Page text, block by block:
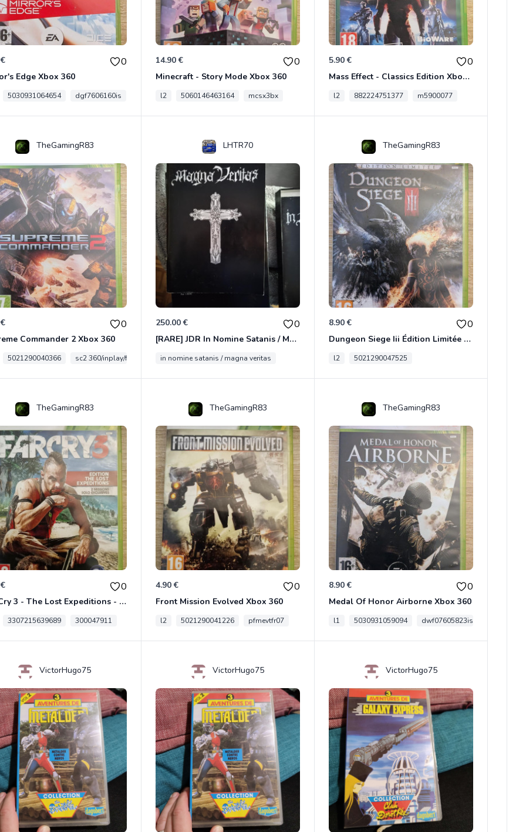
0
Edge Xbox 360
5030931064654 dgf7606160is
14.90 € 0
Minecraft - Story Mode Xbox 360
l2 5060146463164 mcsx3bx
5.90 € 0
Mass Effect - Classics Edition Xbox 360
l2 882224751377 m5900077
TheGamingR83
0
Commander 2 Xbox 360
5021290040366 sc2 360/inplay/fra
LHTR70
250.00 € 0
[RARE] JDR In Nomine Satanis / Magna Veritas – 1ère Édition BOÎTE (DOS BLANC, 1989) - CROC / Siroz
in nomine satanis / magna veritas
TheGamingR83
8.90 € 0
Dungeon Siege Iii Édition Limitée - Vf Intégrale Xbox 360
l2 5021290047525
TheGamingR83
0
Far Cry 3 - The Lost Expeditions - Edition Spéciale Xbox 360
3307215639689 300047911
TheGamingR83
4.90 € 0
Front Mission Evolved Xbox 360
l2 5021290041226 pfmevtfr07
TheGamingR83
8.90 € 0
Medal Of Honor Airborne Xbox 360
l1 5030931059094 dwf07605823is
VictorHugo75 VictorHugo75 VictorHugo75